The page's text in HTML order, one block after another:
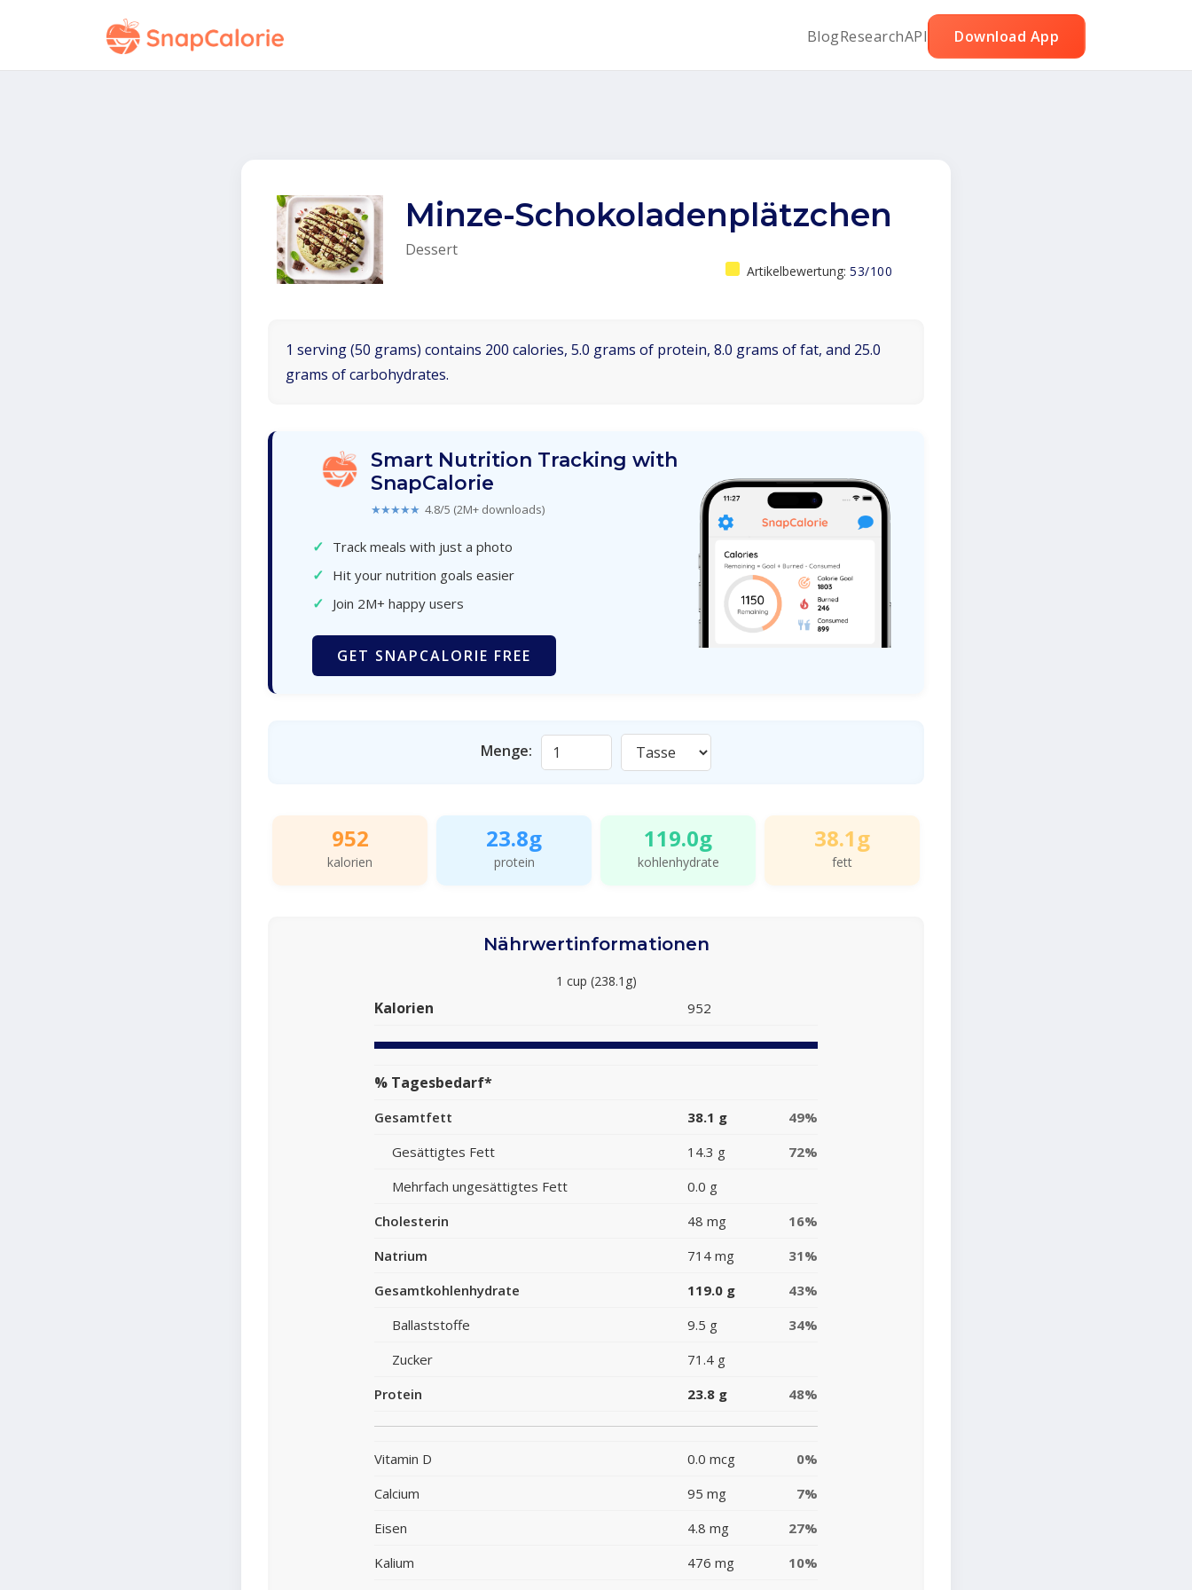
BlogResearchAPI Download App
Minze-Schokoladenplätzchen
Dessert
Artikelbewertung: 53/100
1 serving (50 grams) contains 200 calories, 5.0 grams of protein, 8.0 grams of fat, and 25.0
grams of carbohydrates.
Smart Nutrition Tracking with
SnapCalorie
★★★★★ 4.8/5 (2M+ downloads)
✓ Track meals with just a photo
✓ Hit your nutrition goals easier
✓ Join 2M+ happy users
GET SNAPCALORIE FREE
Menge:
952
kalorien
23.8g
protein
119.0g
kohlenhydrate
38.1g
fett
Nährwertinformationen
1 cup (238.1g)
Kalorien 952
% Tagesbedarf*
Gesamtfett 38.1 g
49%
Gesättigtes Fett
14.3 g
72%
Mehrfach ungesättigtes Fett
0.0 g
Cholesterin
48 mg
16%
Natrium
714 mg
31%
Gesamtkohlenhydrate
119.0 g
43%
Ballaststoffe
9.5 g
34%
Zucker
71.4 g
Protein
23.8 g 48%
Vitamin D 0.0 mcg
0%
Calcium
95 mg
7%
Eisen
4.8 mg
27%
Kalium
476 mg 10%